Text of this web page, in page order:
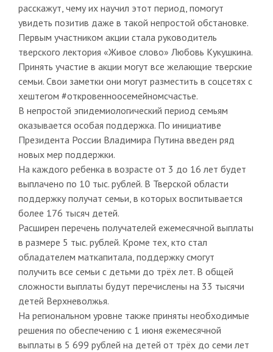
расскажут, чему их научил этот период, помогут
увидеть позитив даже в такой непростой обстановке.
Первым участником акции стала руководитель
тверского лектория «Живое слово» Любовь Кукушкина.
Принять участие в акции могут все желающие тверские
семьи. Свои заметки они могут разместить в соцсетях с
хештегом #откровенноосемейномсчастье.
В непростой эпидемиологический период семьям
оказывается особая поддержка. По инициативе
Президента России Владимира Путина введен ряд
новых мер поддержки.
На каждого ребенка в возрасте от 3 до 16 лет будет
выплачено по 10 тыс. рублей. В Тверской области
поддержку получат семьи, в которых воспитывается
более 176 тысяч детей.
Расширен перечень получателей ежемесячной выплаты
в размере 5 тыс. рублей. Кроме тех, кто стал
обладателем маткапитала, поддержку смогут
получить все семьи с детьми до трёх лет. В общей
сложности выплаты будут перечислены на 33 тысячи
детей Верхневолжья.
На региональном уровне также приняты необходимые
решения по обеспечению с 1 июня ежемесячной
выплаты в 5 699 рублей на детей от трёх до семи лет